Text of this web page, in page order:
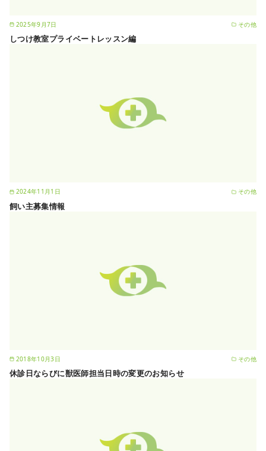
2025年9月7日 その他
しつけ教室プライベートレッスン編
2024年11月1日 その他
飼い主募集情報
2018年10月3日 その他
休診日ならびに獣医師担当日時の変更のお知らせ